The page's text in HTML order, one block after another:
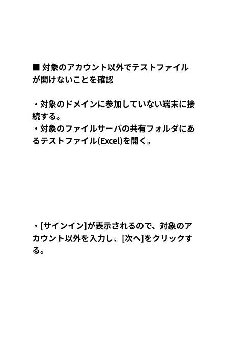
■ 対象のアカウント以外でテストファイル
が開けないことを確認
・対象のドメインに参加していない端末に接
続する。
・対象のファイルサーバの共有フォルダにあ
るテストファイル(Excel)を開く。
・[サインイン]が表示されるので、対象のア
カウント以外を入力し、[次へ]をクリックす
る。